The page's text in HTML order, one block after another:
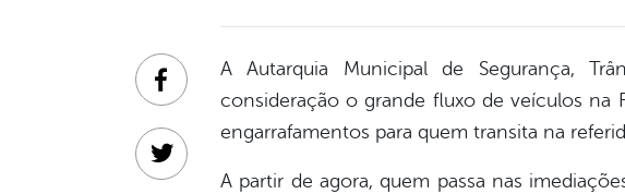
A Autarquia Municipal de Segurança,
consideração o grande fluxo de veículos na
engarrafamentos para quem transita na
A partir de agora, quem passa nas
Facebook
Twitter